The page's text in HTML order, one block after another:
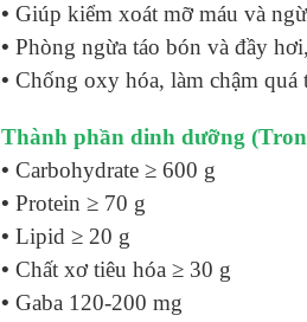
• Giúp kiểm xoát mỡ máu và
• Phòng ngừa táo bón và đầy
• Chống oxy hóa, làm chậm quá
Thành phần dinh dưỡng
• Carbohydrate ≥ 600 g
• Protein ≥ 70 g
• Lipid ≥ 20 g
• Chất xơ tiêu hóa ≥ 30 g
• Gaba 120-200 mg